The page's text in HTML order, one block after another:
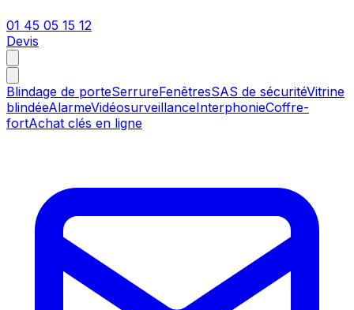
01 45 05 15 12
Devis
Blindage de porteSerrureFenêtresSAS de sécuritéVitrine
blindéeAlarmeVidéosurveillanceInterphonieCoffre-
fortAchat clés en ligne